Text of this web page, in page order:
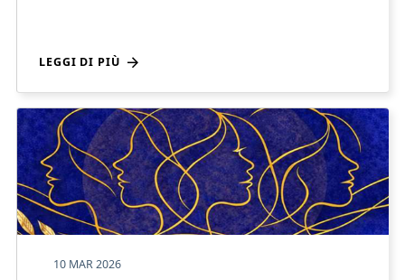
LEGGI DI PIÙ
10 MAR 2026